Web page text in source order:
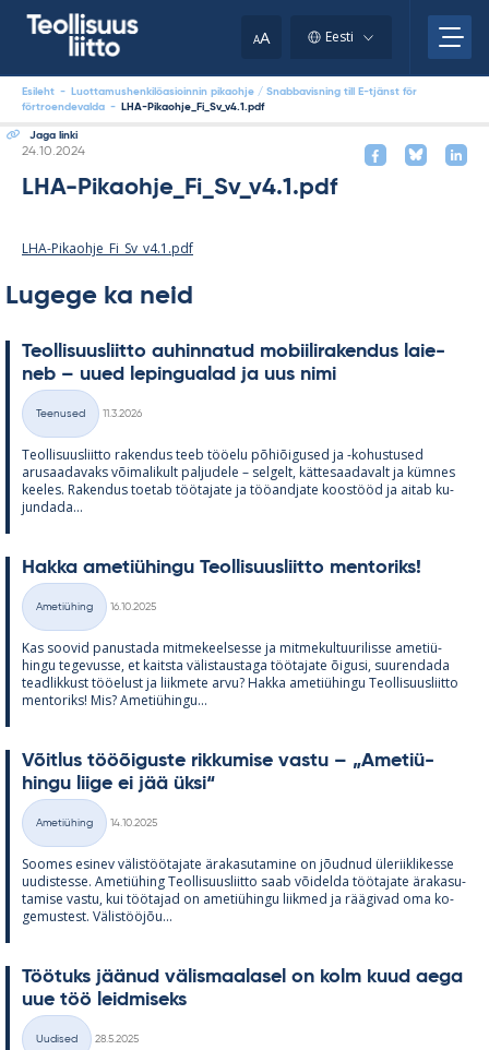
AA Eesti
Esileht -
Luottamushenkilöasioinnin pikaohje / Snabbavisning till E-tjänst för
förtroendevalda - LHA-Pikaohje_Fi_Sv_v4.1.pdf
Jaga linki
Kirjoitettu
24.10.2024
LHA-Pikaohje_Fi_Sv_v4.1.pdf
LHA-Pikaohje_Fi_Sv_v4.1.pdf
Lugege ka neid
Teol­li­suus­liitto au­hin­na­tud mo­bii­li­ra­ken­dus lai­e­
neb – uued le­pin­gua­lad ja uus nimi
Kategooriad
Teenused
11.3.2026
Teol­li­suus­liitto ra­ken­dus teeb töö­elu põ­hiõi­gused ja -ko­hus­tused
arusaa­da­vaks või­ma­li­kult pal­ju­dele – sel­gelt, kät­te­saa­da­valt ja küm­nes
kee­les. Ra­ken­dus toe­tab töö­ta­jate ja töö­and­jate koos­tööd ja ai­tab ku­
jun­dada...
Hakka ame­tiü­hingu Teol­li­suus­liitto men­to­riks!
Kategooriad
Ametiühing
16.10.2025
Kas soo­vid pa­nus­tada mit­me­keel­sesse ja mit­me­kul­tuu­ri­lisse ame­tiü­
hingu te­ge­vusse, et kaitsta vä­lis­taus­taga töö­ta­jate õi­gusi, suu­ren­dada
tead­lik­kust töö­elust ja liik­mete arvu? Hakka ame­tiü­hingu Teol­li­suus­liitto
men­to­riks! Mis? Ame­tiü­hingu...
Võit­lus tööõi­guste rik­ku­mise vastu – „Ame­tiü­
hingu liige ei jää üksi“
Kategooriad
Ametiühing
14.10.2025
Soo­mes esi­nev vä­lis­töö­ta­jate ära­ka­su­ta­mine on jõud­nud üle­riikli­kesse
uu­dis­tesse. Ame­tiü­hing Teol­li­suus­liitto saab või­delda töö­ta­jate ära­ka­su­
ta­mise vastu, kui töö­ta­jad on ame­tiü­hingu liik­med ja rää­gi­vad oma ko­
ge­mus­test. Vä­lis­tööjõu...
Töö­tuks jää­nud vä­lis­maa­la­sel on kolm kuud aega
uue töö leid­mi­seks
Uudised
28.5.2025